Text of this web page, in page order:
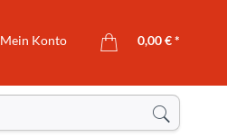
Mein Konto 0,00 € *